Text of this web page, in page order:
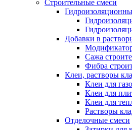
Строительные смеси
Добавки в
Сажа
Фибра
Клеи, растворы
Клеи для
Клеи для
Клеи для
Растворы
Отделочные смеси